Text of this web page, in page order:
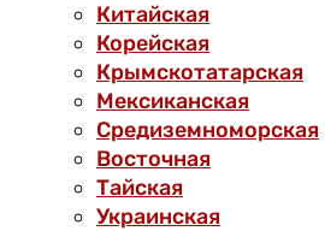
Китайская
Корейская
Крымскотатарская
Мексиканская
Средиземноморская
Восточная
Тайская
Украинская